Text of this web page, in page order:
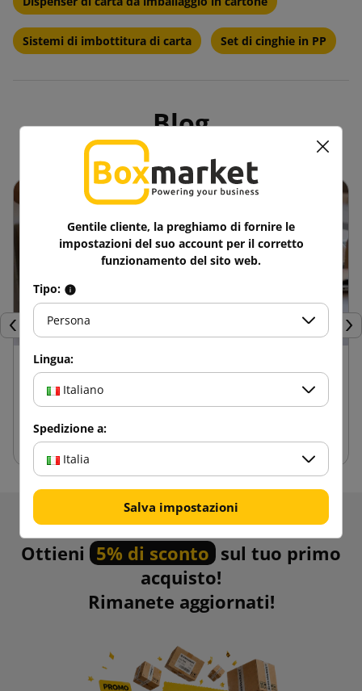
Sistemi di imbottitura di carta Set di cinghie in PP
Blog
Precedente
24 kwietnia 2025
I vantaggi delle scatole di cartone su
misura rispetto ad altri imballaggi
Ricevere informazioni su novità e promozioni.
Ottieni 5% di sconto sul tuo primo
acquisto!
Rimanete aggiornati!
Gentile cliente, la preghiamo di fornire le
impostazioni del suo account per il corretto
funzionamento del sito web.
Tipo:
Persona
Lingua:
Italiano
Spedizione a:
Italia
Salva impostazioni